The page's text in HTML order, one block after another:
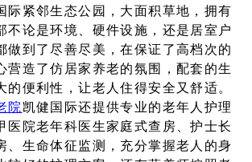
际紧邻生态公园，大面积草地，拥有
不论是环境、硬件设施，还是居室户
做到了尽善尽美，在保证了高档次的
营造了仿居家养老的氛围，配套的生
的便利性，让老人住得安全又舒适。
院凯健国际还提供专业的老年人护理
医院老年科医生家庭式查房、护士长
、生命体征监测，充分掌握老人的身